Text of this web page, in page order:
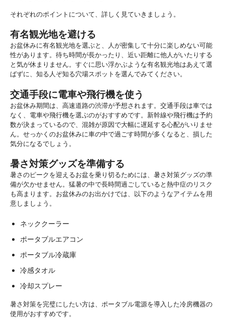
それぞれのポイントについて、詳しく見ていきましょう。
有名観光地を避ける
お盆休みに有名観光地を選ぶと、人が密集して十分に楽しめない可能
性があります。待ち時間が長かったり、近い距離に他人がいたりする
と気が休まりません。すぐに思い浮かぶような有名観光地はあえて選
ばずに、知る人ぞ知る穴場スポットを選んでみてください。
交通手段に電車や飛行機を使う
お盆休み期間は、高速道路の渋滞が予想されます。交通手段は車では
なく、電車や飛行機を選ぶのがおすすめです。新幹線や飛行機は予約
数が決まっているので、混雑が原因で大幅に遅延する心配がいりませ
ん。せっかくのお盆休みに車の中で過ごす時間が多くなると、損した
気分になるでしょう。
暑さ対策グッズを準備する
暑さのピークを迎えるお盆を乗り切るためには、暑さ対策グッズの準
備が欠かせません。猛暑の中で長時間過ごしていると熱中症のリスク
も高まります。お盆休みのお出かけでは、以下のようなアイテムを用
意しましょう。
ネッククーラー
ポータブルエアコン
ポータブル冷蔵庫
冷感タオル
冷却スプレー
暑さ対策を完璧にしたい方は、ポータブル電源を導入した冷房機器の
使用がおすすめです。